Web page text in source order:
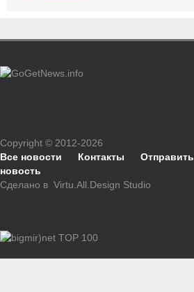
Copyright © 2012-2026
Все новости
Контакты
Отправить
новость
Сделано в Virtu.All.Design Studio